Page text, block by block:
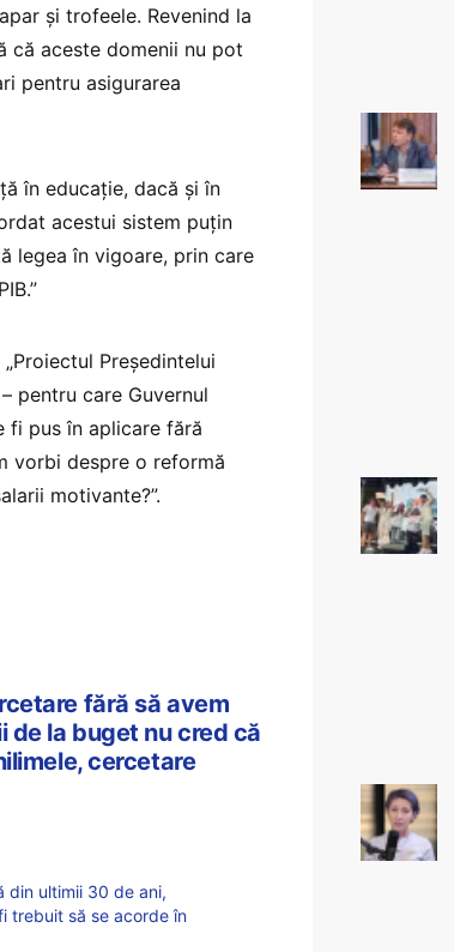
și trofeele. Revenind la
că aceste domenii nu pot
pentru asigurarea
în educație, dacă și în
acestui sistem puțin
legea în vigoare, prin care
„Proiectul Președintelui
pentru care Guvernul
fi pus în aplicare fără
vorbi despre o reformă
motivante?”.
fără să avem
de la buget nu cred că
cercetare
din ultimii 30 de ani,
trebuit să se acorde în